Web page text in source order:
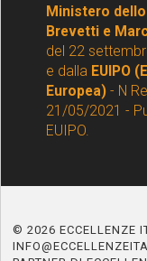
Ministero
Brevetti e
del 22
e dalla EUIPO
Europea) - N
21/05/2021 -
EUIPO.
© 2026 ECCELLENZE